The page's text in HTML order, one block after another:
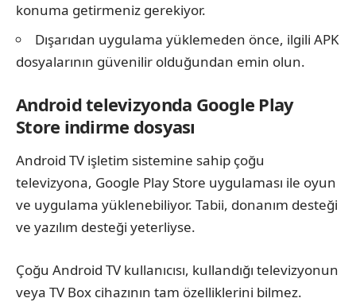
konuma getirmeniz gerekiyor.
Dışarıdan uygulama yüklemeden önce, ilgili APK
dosyalarının güvenilir olduğundan emin olun.
Android televizyonda Google Play
Store indirme dosyası
Android TV işletim sistemine sahip çoğu
televizyona, Google Play Store uygulaması ile oyun
ve uygulama yüklenebiliyor. Tabii, donanım desteği
ve yazılım desteği yeterliyse.
Çoğu Android TV kullanıcısı, kullandığı televizyonun
veya TV Box cihazının tam özelliklerini bilmez.